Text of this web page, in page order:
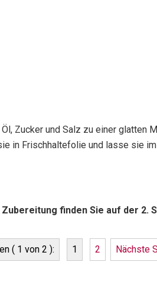
Zucker und Salz zu einer glatten
in Frischhaltefolie und lasse sie im
Zubereitung finden Sie auf der 2.
( 1 von 2 ): 1 2 Nächste